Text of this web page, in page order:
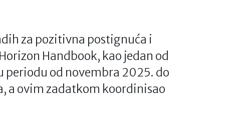
za pozitivna postignuća i
Handbook, kao jedan od
od novembra 2025. do
a ovim zadatkom koordinisao